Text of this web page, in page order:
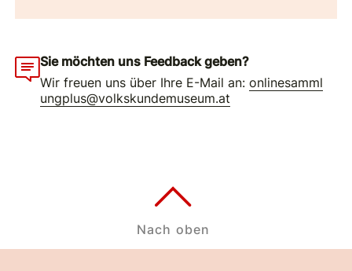
Sie möchten uns Feedback geben?
Wir freuen uns über Ihre E-Mail an:onlinesamml
ungplus@volkskundemuseum.at
Nach oben